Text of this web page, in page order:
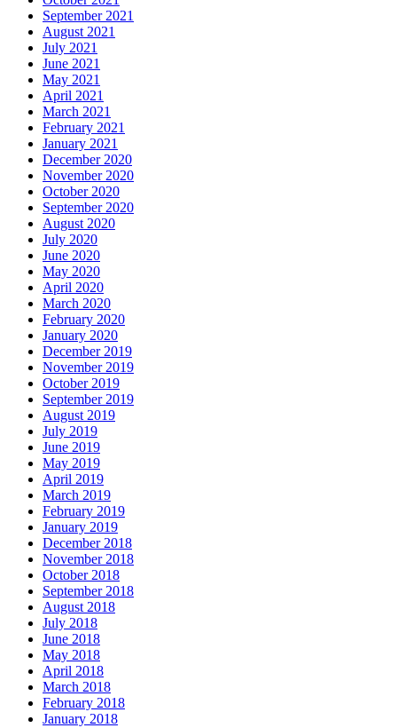
September 2021
August 2021
July 2021
June 2021
May 2021
April 2021
March 2021
February 2021
January 2021
December 2020
November 2020
October 2020
September 2020
August 2020
July 2020
June 2020
May 2020
April 2020
March 2020
February 2020
January 2020
December 2019
November 2019
October 2019
September 2019
August 2019
July 2019
June 2019
May 2019
April 2019
March 2019
February 2019
January 2019
December 2018
November 2018
October 2018
September 2018
August 2018
July 2018
June 2018
May 2018
April 2018
March 2018
February 2018
January 2018